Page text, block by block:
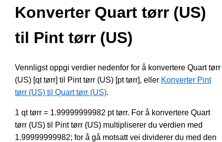
Konverter Quart tørr (US)
til Pint tørr (US)
Vennligst oppgi verdier nedenfor for å konvertere Quart tørr
(US) [qt tørr] til Pint tørr (US) [pt tørr], eller Konverter Pint
tørr (US) til Quart tørr (US).
1 qt tørr = 1.99999999982 pt tørr. For å konvertere Quart
tørr (US) til Pint tørr (US) multipliserer du verdien med
1.99999999982; for å gå motsatt vei dividerer du med den